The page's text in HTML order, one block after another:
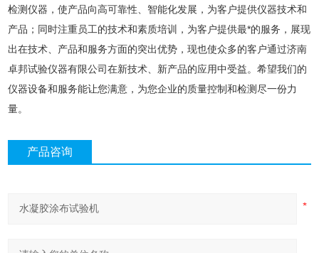
检测仪器，使产品向高可靠性、智能化发展，为客户提供仪器技术和
产品；同时注重员工的技术和素质培训，为客户提供最*的服务，展现
出在技术、产品和服务方面的突出优势，现也使众多的客户通过济南
卓邦试验仪器有限公司在新技术、新产品的应用中受益。希望我们的
仪器设备和服务能让您满意，为您企业的质量控制和检测尽一份力
量。
产品咨询